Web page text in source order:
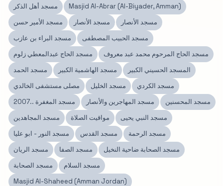
مسجد أهل الذكر
Masjid Al-Abrar (Al-Biyader, Amman)
مسجد الأمير حسن
مسجد الأنصار
مسجد الأنصار
مسجد البراء بن عازب
مسجد الحبيب المصطفى
مسجد الحاج عبدالمعطي زلوم
مسجد الحاج المرحوم محمد عبد معروف
مسجد الحمد
مسجد الهاشمية الكبير
المسجد الحسيني الكبير
مصلى مستشفى الخالدي
مسجد الخليل
مسجد الكردي
مسجد المغفرة ..2007
مسجد المهاجرين والأنصار
مسجد المحسنين
مسجد المجاهدين
مواقيت الصلاة
مسجد النبي يحيى
مسجد النور - ابو عليا
مسجد القدس
مسجد الرحمة
مسجد الريان
مسجد الصفا
مسجد الصحابة ضاحية النخيل
مسجد الصحابة
مسجد السلام
Masjid Al-Shaheed (Amman Jordan)